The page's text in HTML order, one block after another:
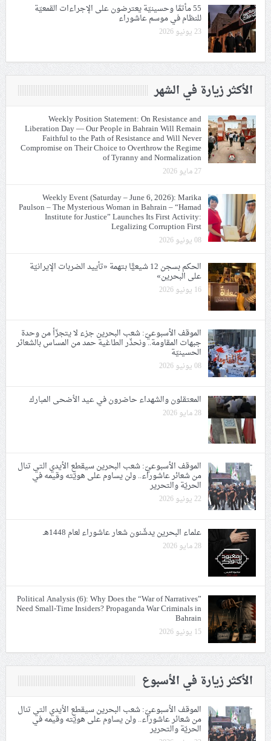
55 مأتمًا وحسينيّة يعترضون على الإجراءات القمعيّة
للنظام في موسم عاشوراء
23 يونيو 2026
الأكثر زيارة في الشهر
Weekly Position Statement: On Resistance and
Liberation Day — Our People in Bahrain Will Remain
Faithful to the Path of Resistance and Will Never
Compromise on Their Choice to Overthrow the Regime
of Tyranny and Normalization
27 مايو 2026
Weekly Event (Saturday – June 6, 2026): Marika
Paulson – The Mysterious Woman in Bahrain – “Hamad
Institute for Justice” Launches Its First Activity:
Legalizing Corruption First
08 يونيو 2026
الحكم بسجن 12 شيعيًّا بتهمة «تأييد الضربات الإيرانيّة
على البحرين»
16 يونيو 2026
الموقف الأسبوعيّ: شعب البحرين جزء لا يتجزّأ من وحدة
جبهات المقاومة.. ونحذّر الطاغية حمد من المساس بالشعائر
الحسينيّة
08 يونيو 2026
المعتقلون والشهداء حاضرون في عيد الأضحى المبارك
28 مايو 2026
الموقف الأسبوعيّ: شعب البحرين سيقطع الأيدي التي تنال
من شعائر عاشوراء.. ولن يساوم على هويّته وقيمه في
الحريّة والتحرير
22 يونيو 2026
علماء البحرين يدشّنون شعار عاشوراء لعام 1448هـ
28 مايو 2026
Political Analysis (6): Why Does the “War of Narratives”
Need Small-Time Insiders? Propaganda War Criminals in
Bahrain
15 يونيو 2026
الأكثر زيارة في الأسبوع
الموقف الأسبوعيّ: شعب البحرين سيقطع الأيدي التي تنال
من شعائر عاشوراء.. ولن يساوم على هويّته وقيمه في
الحريّة والتحرير